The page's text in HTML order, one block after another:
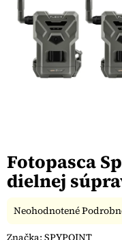
Fotopasca
dielnej
Priemerné
produktu
Neohodnotené